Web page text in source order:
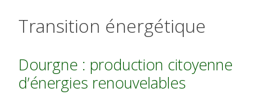
Transition énergétique
Dourgne : production citoyenne
d’énergies renouvelables